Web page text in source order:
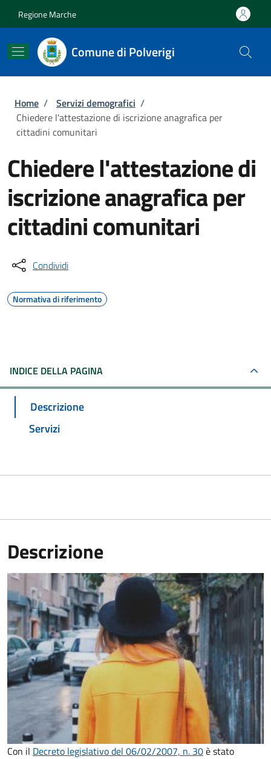
Regione Marche
Comune di Polverigi
Briciole di pane
Home / Servizi demografici /
Chiedere l'attestazione di iscrizione anagrafica per
cittadini comunitari
Chiedere l'attestazione di
iscrizione anagrafica per
cittadini comunitari
Condividi
Normativa di riferimento
INDICE DELLA PAGINA
Descrizione
Servizi
Descrizione
Con il Decreto legislativo del 06/02/2007, n. 30è stato